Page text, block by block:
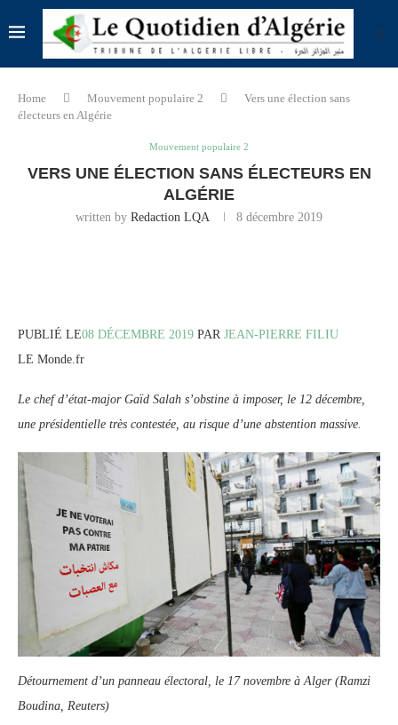
Home Mouvement populaire 2
Vers une élection sans
électeurs en Algérie
Mouvement populaire 2
VERS UNE ÉLECTION SANS ÉLECTEURS EN
ALGÉRIE
written by Redaction LQA 8 décembre 2019
PUBLIÉ LE08 DÉCEMBRE 2019 PAR JEAN-PIERRE FILIU
LE Monde.fr
Le chef d’état-major Gaïd Salah s’obstine à imposer, le 12 décembre,
une présidentielle très contestée, au risque d’une abstention massive.
Détournement d’un panneau électoral, le 17 novembre à Alger (Ramzi
Boudina, Reuters)